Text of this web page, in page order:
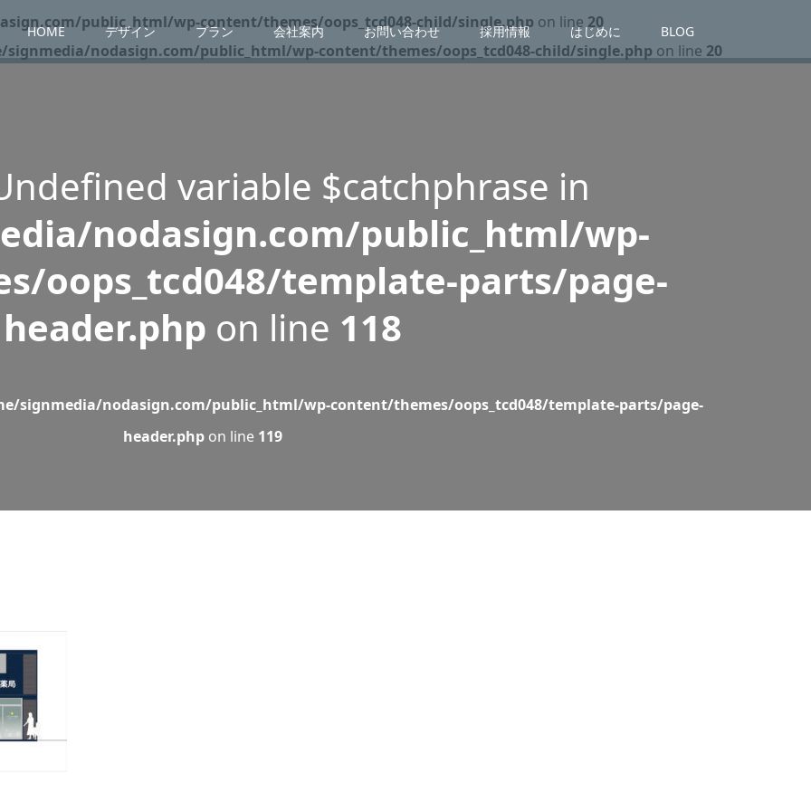
HOME デザイン プラン 会社案内 お問い合わせ 採用情報 はじめに BLOG
public_html/wp-content/themes/oops_tcd048-child/single.php on line 20
signmedia/nodasign.com/public_html/wp-content/themes/oops_tcd048-child/single.php on line 20
variable $catchphrase in
nodasign.com/public_html/wp-
oops_tcd048/template-parts/page-
header.php on line 118
signmedia/nodasign.com/public_html/wp-content/themes/oops_tcd048/template-parts/page-
header.php on line 119